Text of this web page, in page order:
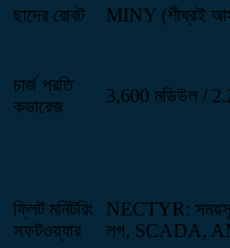
ছাদের রোবট
MINY (শীঘ্রই
চার্জ প্রতি
কভারেজ
3,600 মডিউল /
ফ্লিট মনিটরিং
সফটওয়্যার
NECTYR:
লগ, SCADA,